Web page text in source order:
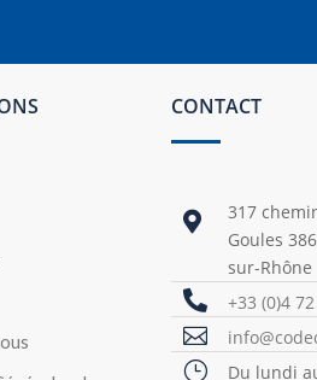
CONTACT

317
Goules
sur-Rhône
 +33 (0)4

} Du lundi